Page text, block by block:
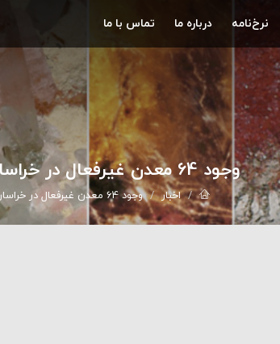
نرخ‌نامه درباره ما تماس با ما
وجود 64 معدن غيرفعال در خراسان‌شمالي
اخبار وجود 64 معدن غيرفعال در خراسان‌شمالي